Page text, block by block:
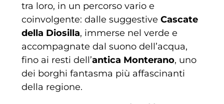
tra loro, in un percorso vario e
coinvolgente: dalle suggestive Cascate
della Diosilla, immerse nel verde e
accompagnate dal suono dell’acqua,
fino ai resti dell’antica Monterano, uno
dei borghi fantasma più affascinanti
della regione.